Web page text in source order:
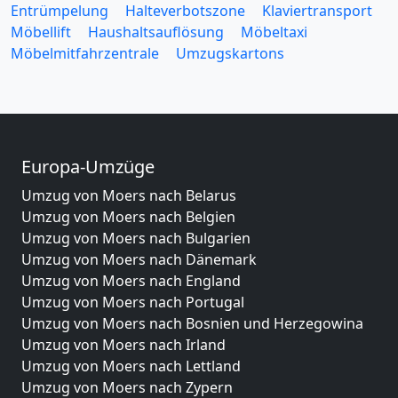
Entrümpelung
Halteverbotszone
Klaviertransport
Möbellift
Haushaltsauflösung
Möbeltaxi
Möbelmitfahrzentrale
Umzugskartons
Europa-Umzüge
Umzug von Moers nach Belarus
Umzug von Moers nach Belgien
Umzug von Moers nach Bulgarien
Umzug von Moers nach Dänemark
Umzug von Moers nach England
Umzug von Moers nach Portugal
Umzug von Moers nach Bosnien und Herzegowina
Umzug von Moers nach Irland
Umzug von Moers nach Lettland
Umzug von Moers nach Zypern